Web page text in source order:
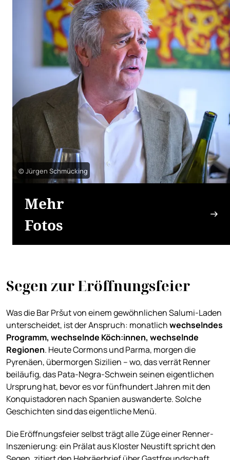
© Jürgen Schmücking
Mehr
Fotos
Segen zur Eröffnungsfeier
Was die Bar Pršut von einem gewöhnlichen Salumi-Laden
unterscheidet, ist der Anspruch: monatlichwechselndes
Programm, wechselnde Köch:innen, wechselnde
Regionen. Heute Cormons und Parma, morgen die
Pyrenäen, übermorgen Sizilien – wo, das verrät Renner
beiläufig, das Pata-Negra-Schwein seinen eigentlichen
Ursprung hat, bevor es vor fünfhundert Jahren mit den
Konquistadoren nach Spanien auswanderte. Solche
Geschichten sind das eigentliche Menü.
Die Eröffnungsfeier selbst trägt alle Züge einer Renner-
Inszenierung: ein Prälat aus Kloster Neustift spricht den